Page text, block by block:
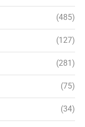
(485)
(127)
(281)
(75)
(34)